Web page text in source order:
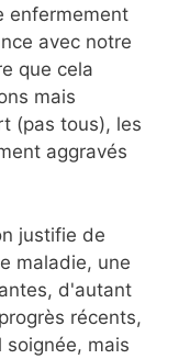
enfermement
avec notre
que cela
mais
(pas tous), les
aggravés
justifie de
maladie, une
d'autant
récents,
mais